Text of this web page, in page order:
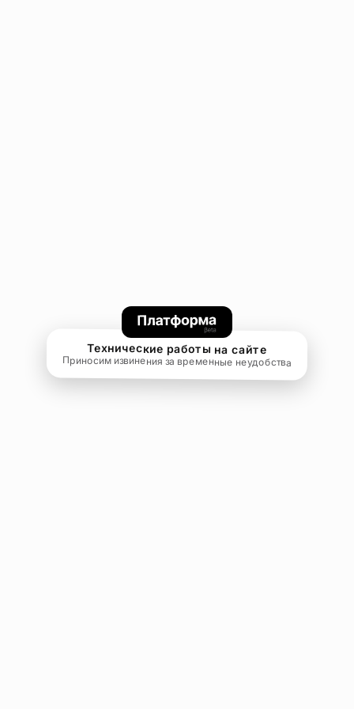
Технические работы на сайте
Приносим извинения за временные неудобства